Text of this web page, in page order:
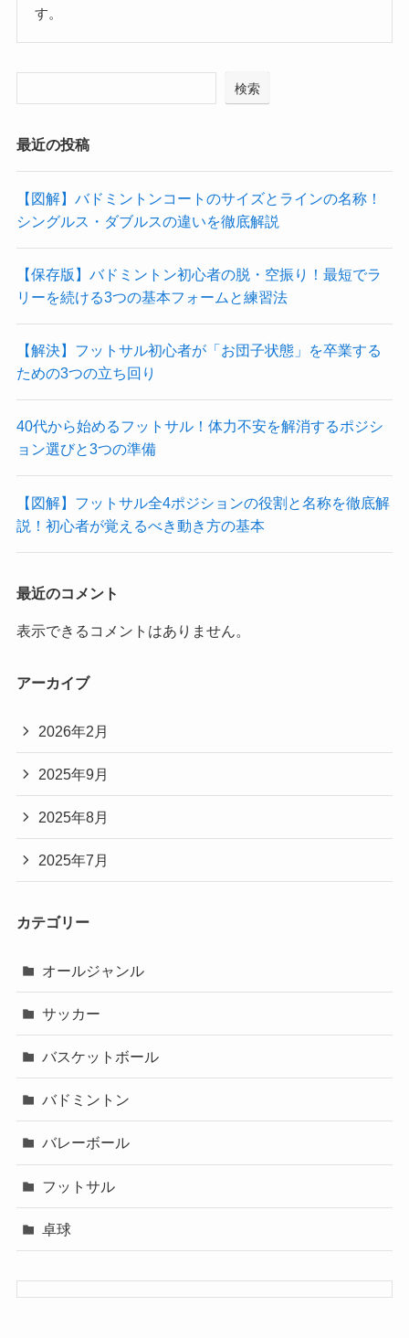
す。
検索
最近の投稿
【図解】バドミントンコートのサイズとラインの名称！
シングルス・ダブルスの違いを徹底解説
【保存版】バドミントン初心者の脱・空振り！最短でラ
リーを続ける3つの基本フォームと練習法
【解決】フットサル初心者が「お団子状態」を卒業する
ための3つの立ち回り
40代から始めるフットサル！体力不安を解消するポジシ
ョン選びと3つの準備
【図解】フットサル全4ポジションの役割と名称を徹底解
説！初心者が覚えるべき動き方の基本
最近のコメント
表示できるコメントはありません。
アーカイブ
2026年2月
2025年9月
2025年8月
2025年7月
カテゴリー
オールジャンル
サッカー
バスケットボール
バドミントン
バレーボール
フットサル
卓球